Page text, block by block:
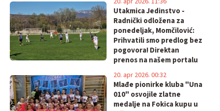
Utakmica Jedinstvo -
Radnički odložena za
ponedeljak, Momčilović:
Prihvatili smo predlog bez
pogovora! Direktan
prenos na našem portalu
Mlađe pionirke kluba "Una
010" osvojile zlatne
medalje na Fokica kupu u
20. apr 2026. 00:32